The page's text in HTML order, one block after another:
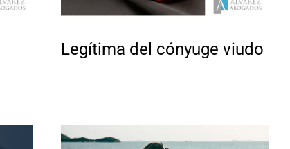
Legítima del cónyuge viudo